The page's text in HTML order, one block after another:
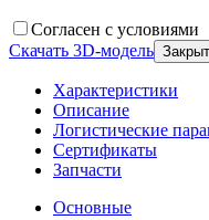
Согласен с условиями
Скачать 3D-модель
Характеристики
Описание
Логистические
Сертификаты
Запчасти
Основные